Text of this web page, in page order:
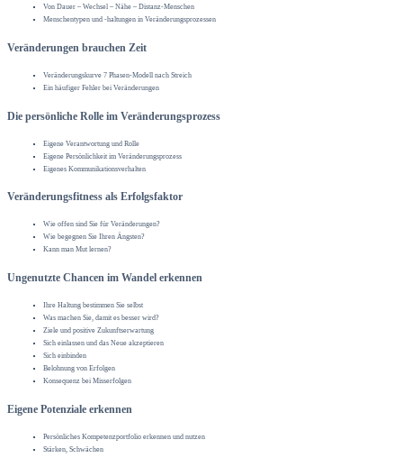
Von Dauer – Wechsel – Nähe – Distanz-Menschen
Menschentypen und -haltungen in Veränderungsprozessen
Veränderungen brauchen Zeit
Veränderungskurve 7 Phasen-Modell nach Streich
Ein häufiger Fehler bei Veränderungen
Die persönliche Rolle im Veränderungsprozess
Eigene Verantwortung und Rolle
Eigene Persönlichkeit im Veränderungsprozess
Eigenes Kommunikationsverhalten
Veränderungsfitness als Erfolgsfaktor
Wie offen sind Sie für Veränderungen?
Wie begegnen Sie Ihren Ängsten?
Kann man Mut lernen?
Ungenutzte Chancen im Wandel erkennen
Ihre Haltung bestimmen Sie selbst
Was machen Sie, damit es besser wird?
Ziele und positive Zukunftserwartung
Sich einlassen und das Neue akzeptieren
Sich einbinden
Belohnung von Erfolgen
Konsequenz bei Misserfolgen
Eigene Potenziale erkennen
Persönliches Kompetenzportfolio erkennen und nutzen
Stärken, Schwächen